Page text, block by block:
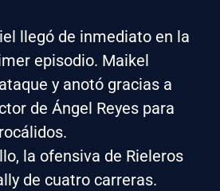
llegó de inmediato en la
episodio. Maikel
y anotó gracias a
de Ángel Reyes para
la ofensiva de Rieleros
de cuatro carreras.